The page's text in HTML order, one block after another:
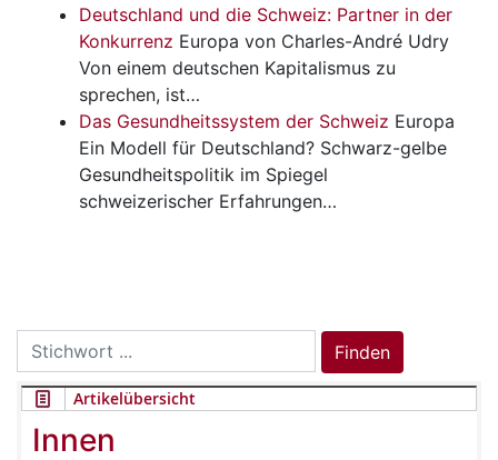
Deutschland und die Schweiz: Partner in der
Konkurrenz Europa von Charles-André Udry
Von einem deutschen Kapitalismus zu
sprechen, ist…
Das Gesundheitssystem der Schweiz Europa
Ein Modell für Deutschland? Schwarz-gelbe
Gesundheitspolitik im Spiegel
schweizerischer Erfahrungen…
Search
for:
Finden
Artikelübersicht
Innen